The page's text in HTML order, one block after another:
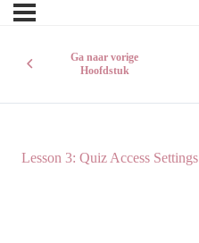
Ga naar vorige
Hoofdstuk
Lesson 3: Quiz Access Settings